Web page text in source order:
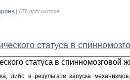
| 678 просмотров
статуса в
либо в результате запуска